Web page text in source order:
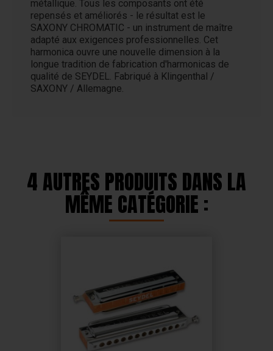
métallique. Tous les composants ont été
repensés et améliorés - le résultat est le
SAXONY CHROMATIC - un instrument de maître
adapté aux exigences professionnelles. Cet
harmonica ouvre une nouvelle dimension à la
longue tradition de fabrication d'harmonicas de
qualité de SEYDEL. Fabriqué à Klingenthal /
SAXONY / Allemagne.
4 AUTRES PRODUITS DANS LA
MÊME CATÉGORIE :